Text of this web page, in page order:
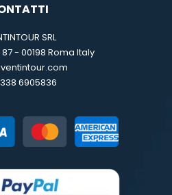
SRL
- 00198 Roma Italy
6905836